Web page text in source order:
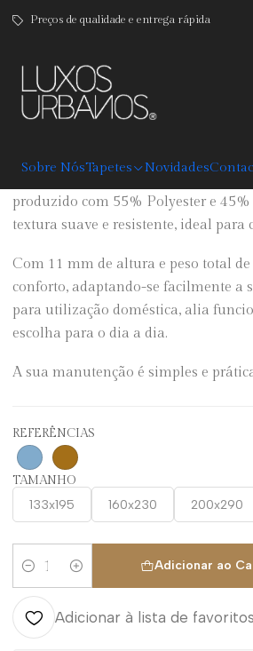
Sobre NósTapetes Novidades
Preços de qualidade e entrega rápida
Artist
O Tapete Artist combina conforto,
produzido com 55% Polyester e
textura suave e resistente, ideal
Com 11 mm de altura e peso total
conforto, adaptando-se facilmente a
para utilização doméstica, alia
escolha para o dia a dia.
A sua manutenção é simples e
REFERÊNCIAS
TAMANHO
133x195 160x230 200x290
Quantidade
Adicionar ao
Adicionar à lista de favoritos